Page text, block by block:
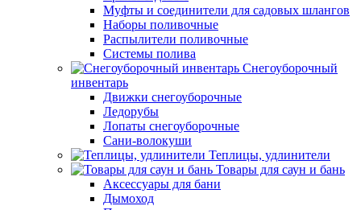
Муфты и соединители для садовых шлангов
Наборы поливочные
Распылители поливочные
Системы полива
Снегоуборочный
инвентарь
Движки снегоуборочные
Ледорубы
Лопаты снегоуборочные
Сани-волокуши
Теплицы, удлинители
Товары для саун и бань
Аксессуары для бани
Дымоход